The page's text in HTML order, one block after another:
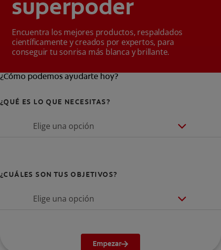
superpoder
Encuentra los mejores productos, respaldados
científicamente y creados por expertos, para
conseguir tu sonrisa más blanca y brillante.
¿Cómo podemos ayudarte hoy?
¿QUÉ ES LO QUE NECESITAS?
Elige una opción
¿CUÁLES SON TUS OBJETIVOS?
Elige una opción
Empezar